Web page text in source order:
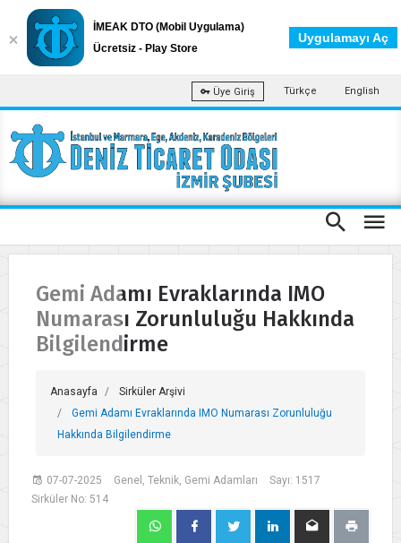
Üye Giriş Türkçe English
Gemi Adamı Evraklarında IMO
Numarası Zorunluluğu Hakkında
Bilgilendirme
Anasayfa
Sirküler Arşivi
Gemi Adamı Evraklarında IMO Numarası Zorunluluğu
Hakkında Bilgilendirme
07-07-2025 Genel, Teknik, Gemi Adamları
Sayı: 1517
Sirküler No: 514
İMEAK DTO (Mobil Uygulama)
Ücretsiz - Play Store
Uygulamayı Aç